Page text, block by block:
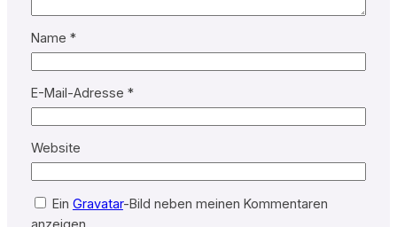
Name *
E-Mail-Adresse *
Website
Ein Gravatar-Bild neben meinen Kommentaren